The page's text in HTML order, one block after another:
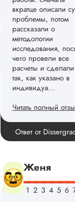
индивидуа...
Читать полный
Спасибо!
ваши слова
Ответ от
Женя
Вид работы:
Диссертация
Заказывал тут
диссертацию. По
срокам и